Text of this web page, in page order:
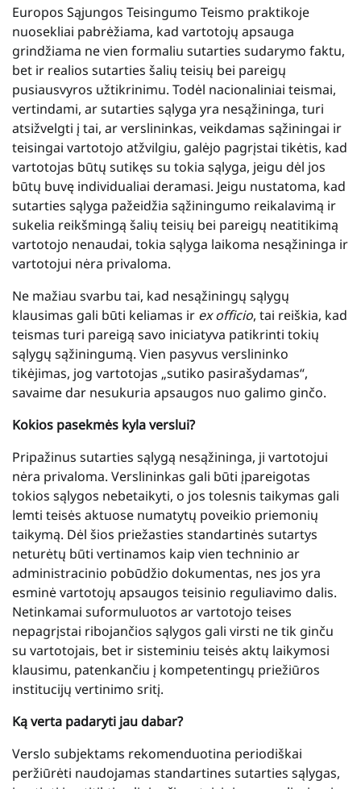
Europos Sąjungos Teisingumo Teismo praktikoje
nuosekliai pabrėžiama, kad vartotojų apsauga
grindžiama ne vien formaliu sutarties sudarymo faktu,
bet ir realios sutarties šalių teisių bei pareigų
pusiausvyros užtikrinimu. Todėl nacionaliniai teismai,
vertindami, ar sutarties sąlyga yra nesąžininga, turi
atsižvelgti į tai, ar verslininkas, veikdamas sąžiningai ir
teisingai vartotojo atžvilgiu, galėjo pagrįstai tikėtis, kad
vartotojas būtų sutikęs su tokia sąlyga, jeigu dėl jos
būtų buvę individualiai deramasi. Jeigu nustatoma, kad
sutarties sąlyga pažeidžia sąžiningumo reikalavimą ir
sukelia reikšmingą šalių teisių bei pareigų neatitikimą
vartotojo nenaudai, tokia sąlyga laikoma nesąžininga ir
vartotojui nėra privaloma.
Ne mažiau svarbu tai, kad nesąžiningų sąlygų
klausimas gali būti keliamas ir ex officio, tai reiškia, kad
teismas turi pareigą savo iniciatyva patikrinti tokių
sąlygų sąžiningumą. Vien pasyvus verslininko
tikėjimas, jog vartotojas „sutiko pasirašydamas“,
savaime dar nesukuria apsaugos nuo galimo ginčo.
Kokios pasekmės kyla verslui?
Pripažinus sutarties sąlygą nesąžininga, ji vartotojui
nėra privaloma. Verslininkas gali būti įpareigotas
tokios sąlygos nebetaikyti, o jos tolesnis taikymas gali
lemti teisės aktuose numatytų poveikio priemonių
taikymą. Dėl šios priežasties standartinės sutartys
neturėtų būti vertinamos kaip vien techninio ar
administracinio pobūdžio dokumentas, nes jos yra
esminė vartotojų apsaugos teisinio reguliavimo dalis.
Netinkamai suformuluotos ar vartotojo teises
nepagrįstai ribojančios sąlygos gali virsti ne tik ginču
su vartotojais, bet ir sisteminiu teisės aktų laikymosi
klausimu, patenkančiu į kompetentingų priežiūros
institucijų vertinimo sritį.
Ką verta padaryti jau dabar?
Verslo subjektams rekomenduotina periodiškai
peržiūrėti naudojamas standartines sutarties sąlygas,